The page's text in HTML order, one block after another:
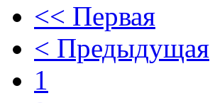
<< Первая
< Предыдущая
1